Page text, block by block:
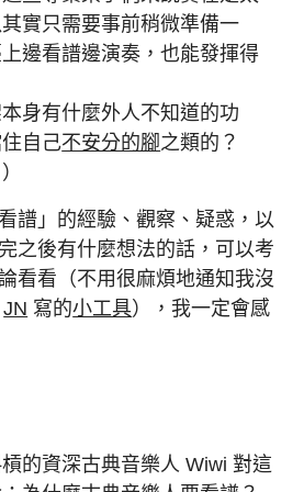
實只需要事前稍微準備一
邊看譜邊演奏，也能發揮得
身有什麼外人不知道的功
自己不安分的腳之類的？
譜」的經驗、觀察、疑惑，以
之後有什麼想法的話，可以考
看看（不用很麻煩地通知我沒
JN 寫的小工具），我一定會感
的資深古典音樂人 Wiwi 對這